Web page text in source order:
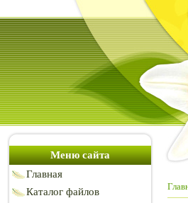
Меню сайта
Главная
Каталог файлов